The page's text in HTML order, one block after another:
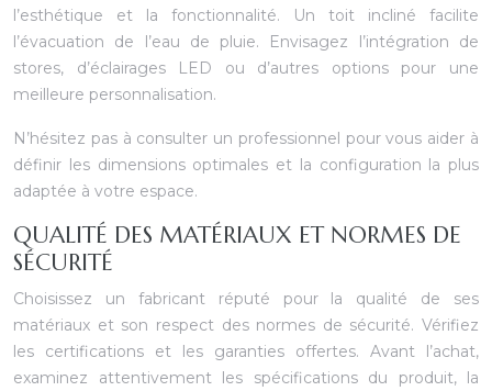
l’esthétique et la fonctionnalité. Un toit incliné facilite
l’évacuation de l’eau de pluie. Envisagez l’intégration de
stores, d’éclairages LED ou d’autres options pour une
meilleure personnalisation.
N’hésitez pas à consulter un professionnel pour vous aider à
définir les dimensions optimales et la configuration la plus
adaptée à votre espace.
QUALITÉ DES MATÉRIAUX ET NORMES DE
SÉCURITÉ
Choisissez un fabricant réputé pour la qualité de ses
matériaux et son respect des normes de sécurité. Vérifiez
les certifications et les garanties offertes. Avant l’achat,
examinez attentivement les spécifications du produit, la